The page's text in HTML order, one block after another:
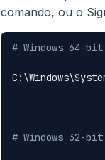
comando, ou o
# Windows 64-bit
# Windows 32-bit